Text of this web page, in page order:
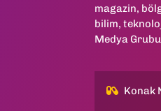
magazin,
bilim,
Medya Grubu
Konak